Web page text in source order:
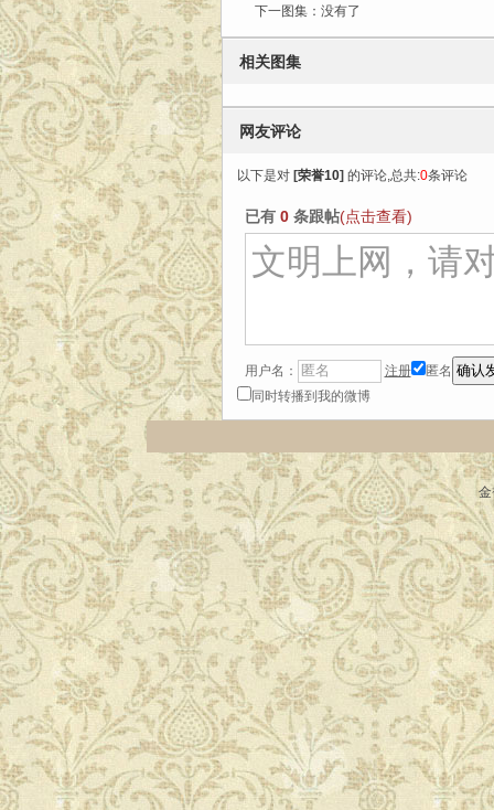
下一图集：没有了
相关图集
网友评论
以下是对 [荣誉10] 的评论,总共:0条评论
已有 0条跟帖(点击查看)
用户名： 注册
匿名
同时转播到我的微博